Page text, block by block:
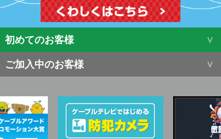
初めてのお客様
ご加入中のお客様